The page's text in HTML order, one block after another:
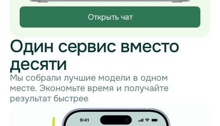
Открыть чат
Один сервис вместо
десяти
Мы собрали лучшие модели в одном
месте. Экономьте время и получайте
результат быстрее